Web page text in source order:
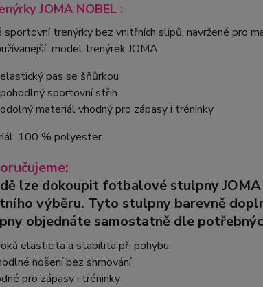
JOMA NOBEL :
sportovní trenýrky bez vnitřních slipů, navržené pro
model trenýrek JOMA.
elastický pas se šňůrkou
pohodlný sportovní střih
odolný materiál vhodný pro zápasy i tréninky
100 % polyester
lze dokoupit fotbalové stulpny
výběru. Tyto stulpny barevně
objednáte samostatně dle
elasticita a stabilita při pohybu
nošení bez shrnování
pro zápasy i tréninky